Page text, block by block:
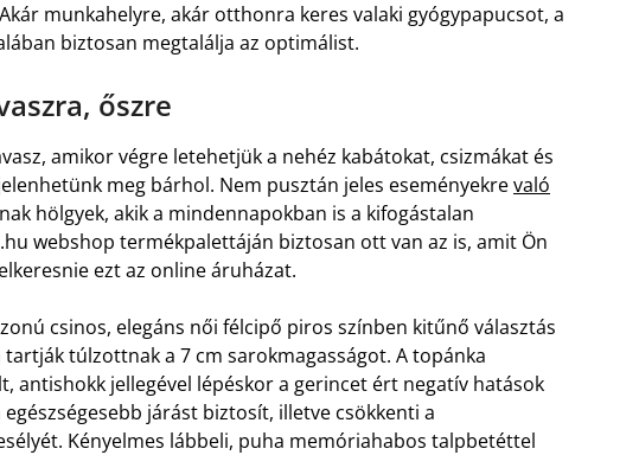
munkahelyre, akár otthonra keres valaki gyógypapucsot, a
biztosan megtalálja az optimálist.
őszre
amikor végre letehetjük a nehéz kabátokat, csizmákat és
meg bárhol. Nem pusztán jeles eseményekrevaló
hölgyek, akik a mindennapokban is a kifogástalan
webshop termékpalettáján biztosan ott van az is, amit Ön
ezt az online áruházat.
csinos, elegáns női félcipő piros színben kitűnő választás
túlzottnak a 7 cm sarokmagasságot. A topánka
antishokk jellegével lépéskor a gerincet ért negatív hatások
járást biztosít, illetve csökkenti a
Kényelmes lábbeli, puha memóriahabos talpbetéttel